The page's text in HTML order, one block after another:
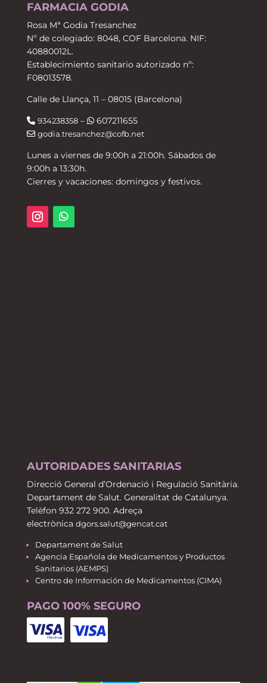
FARMACIA GODIA
Rosa Mª Godia Tresanchez
Nº de colegiado: 8048, COF Barcelona. NIF:
40880012L.
Establecimiento sanitario autorizado nº:
F08013578.
Calle de Llança, 11 – 08015 (Barcelona)
934238358– 607211655
godia.tresanchez@cofb.net
Lunes a viernes de 9:00h a 21:00h. Sábados de
9:00h a 13:30h.
Cierres y vacaciones: domingos y festivos.
AUTORIDADES SANITARIAS
Direcció General d’Ordenació i Regulació Sanitària.
Departament de Salut. Generalitat de Catalunya.
Telèfon 932 272 900. Adreça
electrònica dgors.salut@gencat.cat
Departament de Salut
Agencia Española de Medicamentos y Productos
Sanitarios (AEMPS)
Centro de Información de Medicamentos (CIMA)
PAGO 100% SEGURO